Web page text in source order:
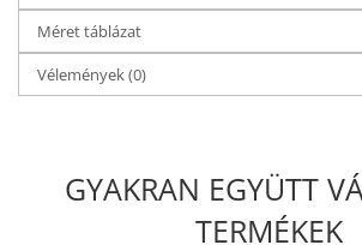
Méret táblázat
Vélemények(0)
GYAKRAN EGYÜTT
TERMÉKEK